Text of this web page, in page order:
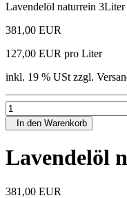
Lavendelöl naturrein 3Liter
381,00 EUR
127,00 EUR pro Liter
inkl. 19 % USt zzgl.
In den Warenkorb
Lavendelöl
381,00 EUR